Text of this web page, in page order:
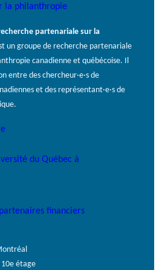
partenariale sur la
un groupe de recherche partenariale
canadienne et québécoise. Il
entre des chercheur·e·s de
et des représentant·e·s de
partenaires financiers
10e étage